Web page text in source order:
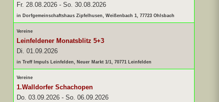
Fr. 28.08.2026 - So. 30.08.2026
in Dorfgemeinschaftshaus Zipfelhusen, Weißenbach 1, 77723 Ohlsbach
Vereine
Leinfeldener Monatsblitz 5+3
Di. 01.09.2026
in Treff Impuls Leinfelden, Neuer Markt 1/1, 70771 Leinfelden
Vereine
1.Walldorfer Schachopen
Do. 03.09.2026 - So. 06.09.2026